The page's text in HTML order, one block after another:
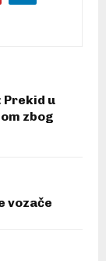
Prekid u
zbog
vozače